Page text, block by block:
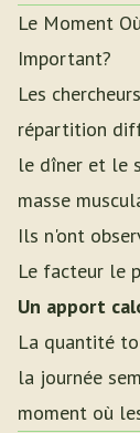
Le Moment
Important?
Les
répartition
le dîner et le
masse
Ils n'ont
Le facteur le
Un apport
La quantité
la journée
moment où